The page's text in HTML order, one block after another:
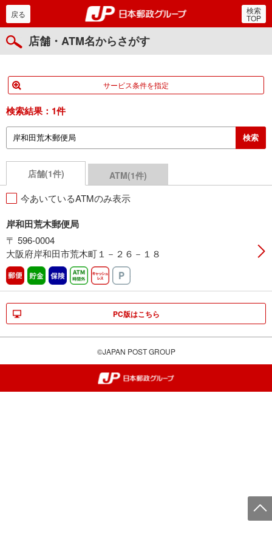
郵便局・日本郵政グルー
戻る 検索
TOP
店舗・ATM名からさがす
サービス条件を指定
検索結果： 1件
店舗(1件) ATM(1件)
今あいているATMのみ表示
岸和田荒木郵便局
〒 596-0004
大阪府岸和田市荒木町１－２６－１８
郵便 貯金 保険 ATM時間外キャッシュレス
PC版はこちら
©JAPAN POST GROUP